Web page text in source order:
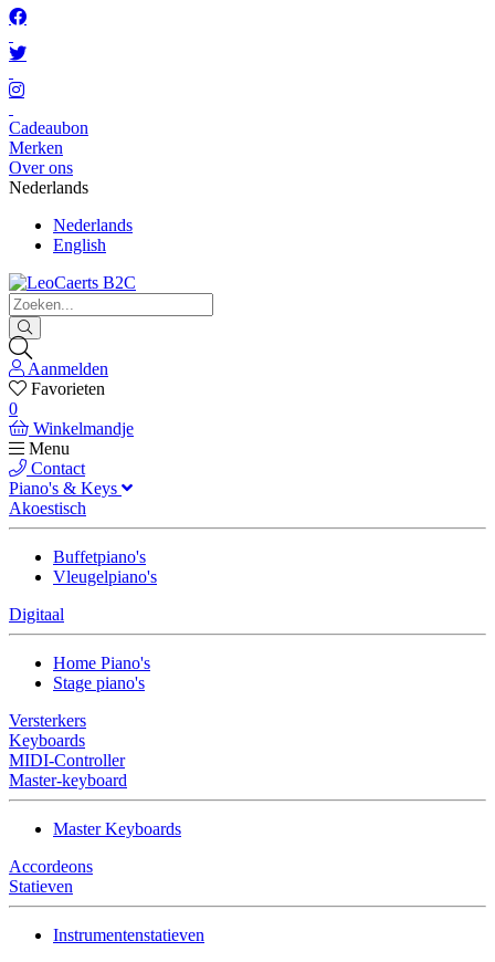
Cadeaubon
Merken
Over ons
Nederlands
Nederlands
English
Aanmelden
Favorieten
0
Winkelmandje
Menu
Contact
Piano's & Keys
Akoestisch
Buffetpiano's
Vleugelpiano's
Digitaal
Home Piano's
Stage piano's
Versterkers
Keyboards
MIDI-Controller
Master-keyboard
Master Keyboards
Accordeons
Statieven
Instrumentenstatieven